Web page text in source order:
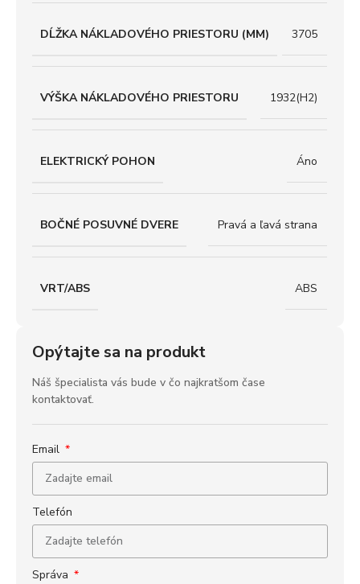
DĹŽKA NÁKLADOVÉHO PRIESTORU (MM) 3705
VÝŠKA NÁKLADOVÉHO PRIESTORU 1932(H2)
ELEKTRICKÝ POHON Áno
BOČNÉ POSUVNÉ DVERE Pravá a ľavá strana
VRT/ABS ABS
Opýtajte sa na produkt
Náš špecialista vás bude v čo najkratšom čase
kontaktovať.
Email
Telefón
Správa